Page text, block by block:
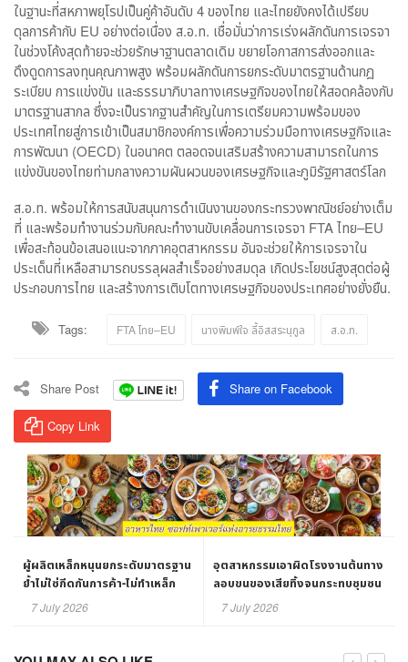
ในฐานะที่สหภาพยุโรปเป็นคู่ค้าอันดับ 4 ของไทย และไทยยังคงได้เปรียบ
ดุลการค้ากับ EU อย่างต่อเนื่อง ส.อ.ท. เชื่อมั่นว่าการเร่งผลักดันการเจรจา
ในช่วงโค้งสุดท้ายจะช่วยรักษาฐานตลาดเดิม ขยายโอกาสการส่งออกและ
ดึงดูดการลงทุนคุณภาพสูง พร้อมผลักดันการยกระดับมาตรฐานด้านกฎ
ระเบียบ การแข่งขัน และธรรมาภิบาลทางเศรษฐกิจของไทยให้สอดคล้องกับ
มาตรฐานสากล ซึ่งจะเป็นรากฐานสำคัญในการเตรียมความพร้อมของ
ประเทศไทยสู่การเข้าเป็นสมาชิกองค์การเพื่อความร่วมมือทางเศรษฐกิจและ
การพัฒนา (OECD) ในอนาคต ตลอดจนเสริมสร้างความสามารถในการ
แข่งขันของไทยท่ามกลางความผันผวนของเศรษฐกิจและภูมิรัฐศาสตร์โลก
ส.อ.ท. พร้อมให้การสนับสนุนการดำเนินงานของกระทรวงพาณิชย์อย่างเต็ม
ที่ และพร้อมทำงานร่วมกับคณะทำงานขับเคลื่อนการเจรจา FTA ไทย–EU
เพื่อสะท้อนข้อเสนอแนะจากภาคอุตสาหกรรม อันจะช่วยให้การเจรจาใน
ประเด็นที่เหลือสามารถบรรลุผลสำเร็จอย่างสมดุล เกิดประโยชน์สูงสุดต่อผู้
ประกอบการไทย และสร้างการเติบโตทางเศรษฐกิจของประเทศอย่างยั่งยืน.
Tags: FTA ไทย–EU นางพิมพ์ใจ ลี้อิสสระนุกูล ส.อ.ท.
Share Post Share on Facebook
Copy Link
ผู้ผลิตเหล็กหนุนยกระดับมาตรฐาน
ย้ำไม่ใช่กีดกันการค้า-ไม่ทำเหล็ก
ขาดตลาด
7 July 2026
อุตสาหกรรมเอาผิดโรงงานต้นทาง
ลอบขนของเสียทิ้งจนกระทบชุมชน
บ่อวิน
7 July 2026